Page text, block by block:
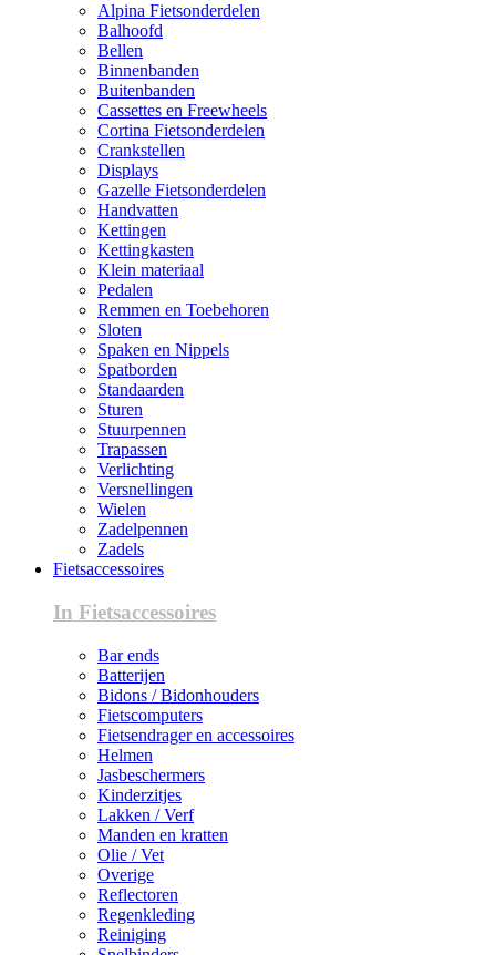
Alpina Fietsonderdelen
Balhoofd
Bellen
Binnenbanden
Buitenbanden
Cassettes en Freewheels
Cortina Fietsonderdelen
Crankstellen
Displays
Gazelle Fietsonderdelen
Handvatten
Kettingen
Kettingkasten
Klein materiaal
Pedalen
Remmen en Toebehoren
Sloten
Spaken en Nippels
Spatborden
Standaarden
Sturen
Stuurpennen
Trapassen
Verlichting
Versnellingen
Wielen
Zadelpennen
Zadels
Fietsaccessoires
In Fietsaccessoires
Bar ends
Batterijen
Bidons / Bidonhouders
Fietscomputers
Fietsendrager en accessoires
Helmen
Jasbeschermers
Kinderzitjes
Lakken / Verf
Manden en kratten
Olie / Vet
Overige
Reflectoren
Regenkleding
Reiniging